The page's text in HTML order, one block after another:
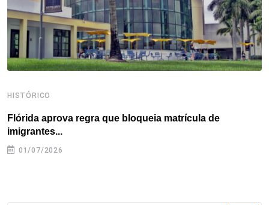
HISTÓRICO
Flórida aprova regra que bloqueia matrícula de
imigrantes...
01/07/2026